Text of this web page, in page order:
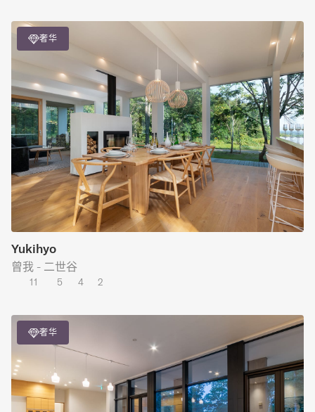
奢华
Yukihyo
曾我 - 二世谷
11 5 4 2
奢华